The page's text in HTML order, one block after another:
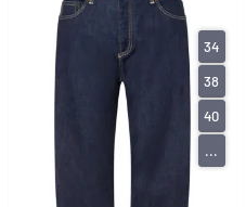
34
38
40
...